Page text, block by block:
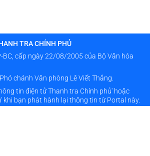
TRA CHÍNH PHỦ
BC, cấp ngày 22/08/2005 của Bộ Văn hóa
chánh Văn phòng Lê Viết Thắng.
tin điện tử Thanh tra Chính phủ' hoặc
khi bạn phát hành lại thông tin từ Portal này.